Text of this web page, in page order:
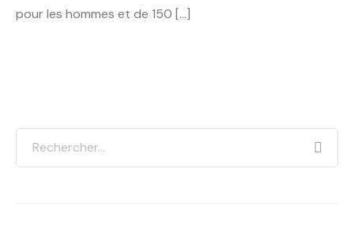
pour les hommes et de 150 […]